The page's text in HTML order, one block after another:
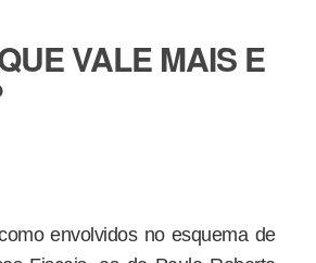
VALE MAIS E
envolvidos no esquema de